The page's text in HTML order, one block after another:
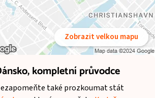
Zobrazit velkou mapu
kompletní průvodce
také prozkoumat stát